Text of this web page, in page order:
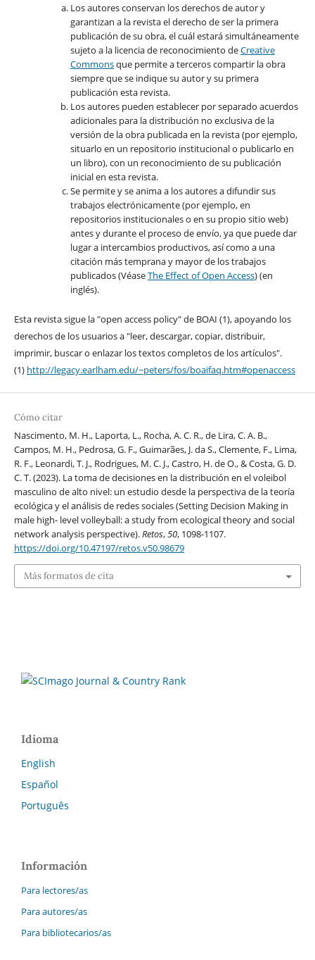
Los autores conservan los derechos de autor y
garantizan a la revista el derecho de ser la primera
publicación de su obra, el cuál estará simultáneamente
sujeto a la licencia de reconocimiento deCreative
Commonsque permite a terceros compartir la obra
siempre que se indique su autor y su primera
publicación esta revista.
Los autores pueden establecer por separado acuerdos
adicionales para la distribución no exclusiva de la
versión de la obra publicada en la revista (por ejemplo,
situarlo en un repositorio institucional o publicarlo en
un libro), con un reconocimiento de su publicación
inicial en esta revista.
Se permite y se anima a los autores a difundir sus
trabajos electrónicamente (por ejemplo, en
repositorios institucionales o en su propio sitio web)
antes y durante el proceso de envío, ya que puede dar
lugar a intercambios productivos, así como a una
citación más temprana y mayor de los trabajos
publicados (VéaseThe Effect of Open Access) (en
inglés).
Esta revista sigue la "open access policy" de BOAI (1), apoyando los
derechos de los usuarios a "leer, descargar, copiar, distribuir,
imprimir, buscar o enlazar los textos completos de los artículos".
(1) http://legacy.earlham.edu/~peters/fos/boaifaq.htm#openaccess
Cómo citar
Nascimento, M. H., Laporta, L., Rocha, A. C. R., de Lira, C. A. B.,
Campos, M. H., Pedrosa, G. F., Guimarães, J. da S., Clemente, F., Lima,
R. F., Leonardi, T. J., Rodrigues, M. C. J., Castro, H. de O., & Costa, G. D.
C. T. (2023). La toma de decisiones en la distribución en el voleibol
masculino de alto nivel: un estudio desde la perspectiva de la teoría
ecológica y el análisis de redes sociales (Setting Decision Making in
male high- level volleyball: a study from ecological theory and social
network analysis perspective).Retos,50, 1098-1107.
https://doi.org/10.47197/retos.v50.98679
Más formatos de cita
Idioma
English
Español
Português
Información
Para lectores/as
Para autores/as
Para bibliotecarios/as